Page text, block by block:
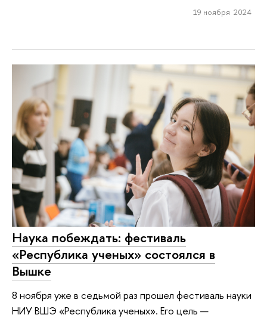
19 ноября 2024
Наука побеждать: фестиваль
«Республика ученых» состоялся в
Вышке
8 ноября уже в седьмой раз прошел фестиваль науки
НИУ ВШЭ «Республика ученых». Его цель —